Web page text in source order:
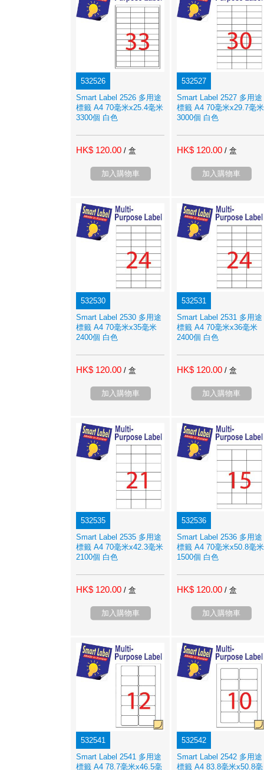
532526
Smart Label 2526 多用途
標籤 A4 70毫米x25.4毫米
3300個 白色
HK$ 120.00 / 盒
加入購物車
532527
Smart Label 2527 多用途
標籤 A4 70毫米x29.7毫米
3000個 白色
HK$ 120.00 / 盒
加入購物車
532530
Smart Label 2530 多用途
標籤 A4 70毫米x35毫米
2400個 白色
HK$ 120.00 / 盒
加入購物車
532531
Smart Label 2531 多用途
標籤 A4 70毫米x36毫米
2400個 白色
HK$ 120.00 / 盒
加入購物車
532535
Smart Label 2535 多用途
標籤 A4 70毫米x42.3毫米
2100個 白色
HK$ 120.00 / 盒
加入購物車
532536
Smart Label 2536 多用途
標籤 A4 70毫米x50.8毫米
1500個 白色
HK$ 120.00 / 盒
加入購物車
532541
Smart Label 2541 多用途
標籤 A4 78.7毫米x46.5毫
532542
Smart Label 2542 多用途
標籤 A4 83.8毫米x50.8毫